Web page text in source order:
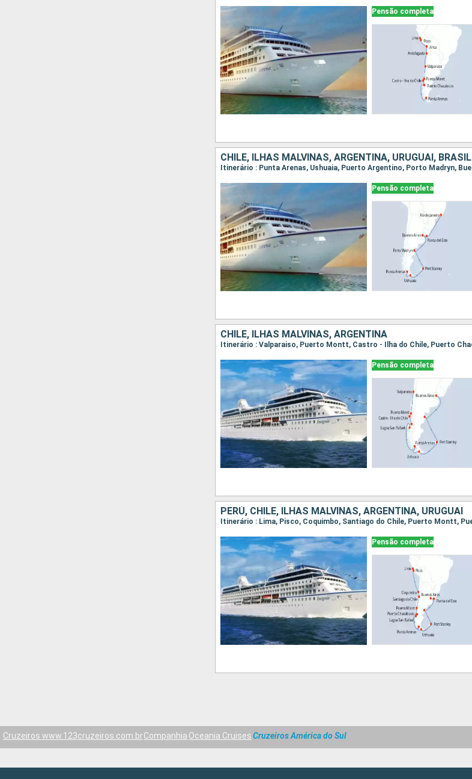
Pensão completa
CHILE, ILHAS MALVINAS, ARGENTINA, URUGUAI, BRASIL
Pensão completa
CHILE, ILHAS MALVINAS, ARGENTINA
Pensão completa
PERÚ, CHILE, ILHAS MALVINAS, ARGENTINA, URUGUAI
Pensão completa
Cruzeiros www.123cruzeiros.com.brCompanhia Oceania CruisesCruzeiros América do Sul